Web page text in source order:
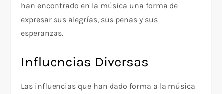
han encontrado en la música una forma de
expresar sus alegrías, sus penas y sus
esperanzas.
Influencias Diversas
Las influencias que han dado forma a la música